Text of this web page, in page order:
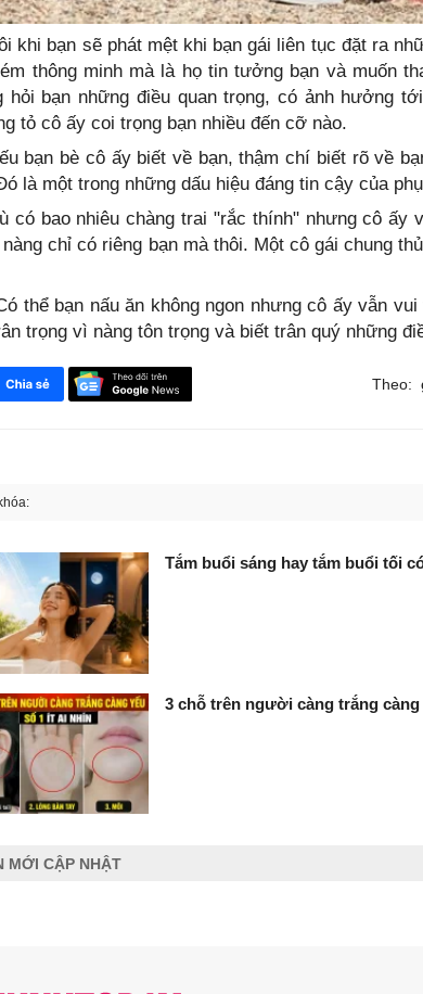
khi bạn sẽ phát mệt khi bạn gái liên tục đặt ra
thông minh mà là họ tin tưởng bạn và muốn
hỏi bạn những điều quan trọng, có ảnh hưởng
tỏ cô ấy coi trọng bạn nhiều đến cỡ nào.
bạn bè cô ấy biết về bạn, thậm chí biết rõ về
là một trong những dấu hiệu đáng tin cậy của
có bao nhiêu chàng trai "rắc thính" nhưng cô ấy
nàng chỉ có riêng bạn mà thôi. Một cô gái chung
thể bạn nấu ăn không ngon nhưng cô ấy vẫn
trọng vì nàng tôn trọng và biết trân quý những
Theo:
Tắm buổi sáng hay tắm buổi tối
3 chỗ trên người càng trắng
MỚI CẬP NHẬT